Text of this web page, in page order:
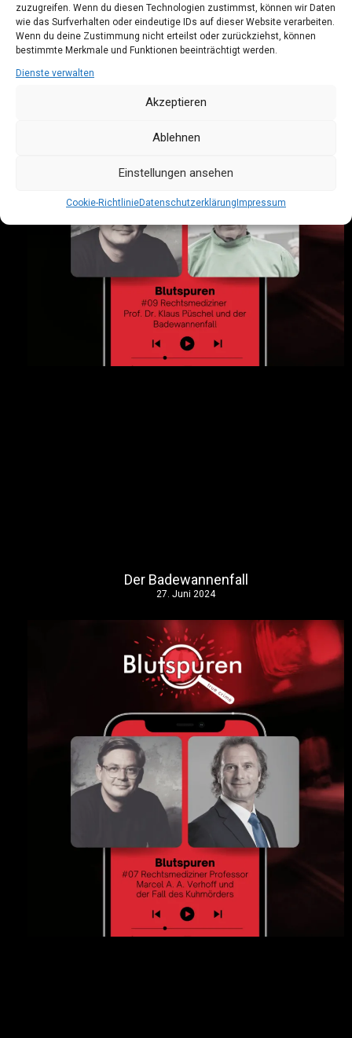
zuzugreifen. Wenn du diesen Technologien zustimmst, können wir Daten
wie das Surfverhalten oder eindeutige IDs auf dieser Website verarbeiten.
Wenn du deine Zustimmung nicht erteilst oder zurückziehst, können
bestimmte Merkmale und Funktionen beeinträchtigt werden.
Dienste verwalten
Akzeptieren
Ablehnen
Einstellungen ansehen
Cookie-RichtlinieDatenschutzerklärungImpressum
1 2 3 4
Der Badewannenfall
27. Juni 2024